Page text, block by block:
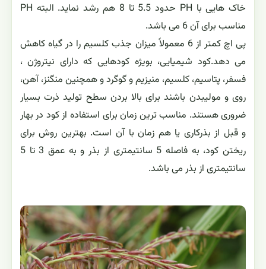
خاک هایی با PH حدود 5.5 تا 8 هم رشد نماید. البته PH
مناسب برای آن 6 می باشد.
پی اچ کمتر از 6 معمولاً میزان جذب کلسیم را در گیاه کاهش
می دهد.کود شیمیایی، بویژه کودهایی که دارای نیتروژن ،
فسفر، پتاسیم، کلسیم، منیزیم و گوگرد و همچنین منگنز، آهن،
روی و مولیبدن باشند برای بالا بردن سطح تولید ذرت بسیار
ضروری هستند. مناسب ترین زمان برای استفاده از کود در بهار
و قبل از بذرکاری یا هم زمان با آن است. بهترین روش برای
ریختن کود، به فاصله 5 سانتیمتری از بذر و به عمق 3 تا 5
سانتیمتری از بذر می باشد.